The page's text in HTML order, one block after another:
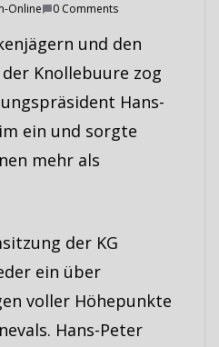
Online 0 Comments
und den
Knollebuure zog
Hans-
ein und sorgte
mehr als
der KG
ein über
voller Höhepunkte
Hans-Peter